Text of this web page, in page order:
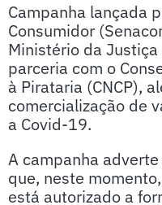
Campanha lançada
Consumidor
Ministério da
parceria com o
à Pirataria (CNCP),
comercialização de
a Covid-19.
A campanha
que, neste
está autorizado a